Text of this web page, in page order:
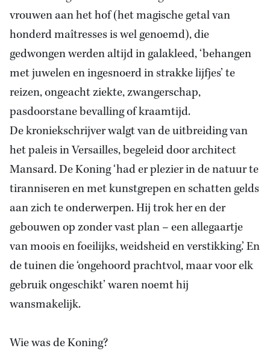
vrouwen aan het hof (het magische getal van
honderd maîtresses is wel genoemd), die
gedwongen werden altijd in galakleed, ‘behangen
met juwelen en ingesnoerd in strakke lijfjes’ te
reizen, ongeacht ziekte, zwangerschap,
pasdoorstane bevalling of kraamtijd.
De kroniekschrijver walgt van de uitbreiding van
het paleis in Versailles, begeleid door architect
Mansard. De Koning ‘had er plezier in de natuur te
tiranniseren en met kunstgrepen en schatten gelds
aan zich te onderwerpen. Hij trok her en der
gebouwen op zonder vast plan – een allegaartje
van moois en foeilijks, weidsheid en verstikking.’ En
de tuinen die ‘ongehoord prachtvol, maar voor elk
gebruik ongeschikt’ waren noemt hij
wansmakelijk.
Wie was de Koning?